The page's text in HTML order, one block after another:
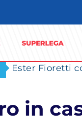
Ester Fioretti
in